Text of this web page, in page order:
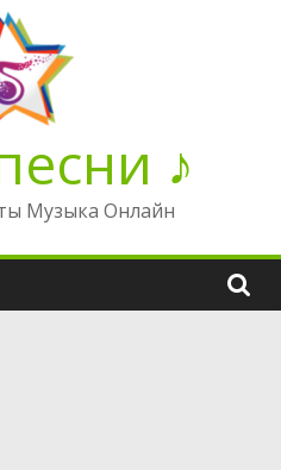
♪
Музыка Онлайн